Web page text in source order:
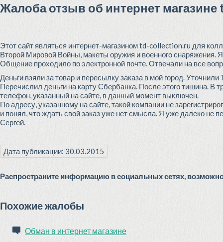
Жалоба отзыв об интернет магазине
Этот сайт являться интернет-магазином td-collection.ru для
Второй Мировой Войны, макеты оружия и военного снаряжения.
Общение проходило по электронной почте. Отвечали на все
Деньги взяли за товар и пересылку заказа в мой город.
Перечислил деньги на карту Сбербанка. После этого тишина. В
телефон, указанный на сайте, в данный момент выключен.
По адресу, указанному на сайте, такой компании не
и понял, что ждать свой заказ уже нет смысла. Я уже далеко не
Сергей.
Дата публикации: 30.03.2015
Распространите информацию в социальных сетях,
Похожие жалобы
Обман в интернет магазине